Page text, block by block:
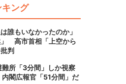
キング
誰もいなかったのか」
」 高市首相「上空から
判
所「3分間」しか視察
閣広報官「51分間」だ